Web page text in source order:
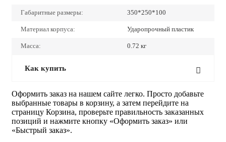
Габаритные размеры: 350*250*100
Материал корпуса: Ударопрочный пластик
Масса: 0.72 кг
Как купить
Оформить заказ на нашем сайте легко. Просто добавьте
выбранные товары в корзину, а затем перейдите на
страницу Корзина, проверьте правильность заказанных
позиций и нажмите кнопку «Оформить заказ» или
«Быстрый заказ».